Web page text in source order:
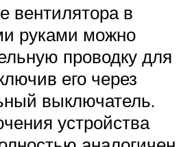
вентилятора в
руками можно
проводку для
его через
выключатель.
устройства